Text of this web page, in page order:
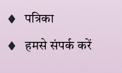
पत्रिका
हमसे संपर्क करें